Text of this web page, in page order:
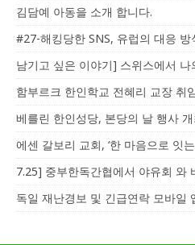
김담예 아동을 소개 합니다.
#27-해킹당한 SNS, 유럽의 대응 방
남기고 싶은 이야기] 스위스에서
함부르크 한인학교 전혜리 교장 취
베를린 한인성당, 본당의 날 행사 개
에센 갈보리 교회, ‘한 마음으로 잇
7.25] 중부한독간협에서 야유회 와
독일 재난경보 및 긴급연락 모바일